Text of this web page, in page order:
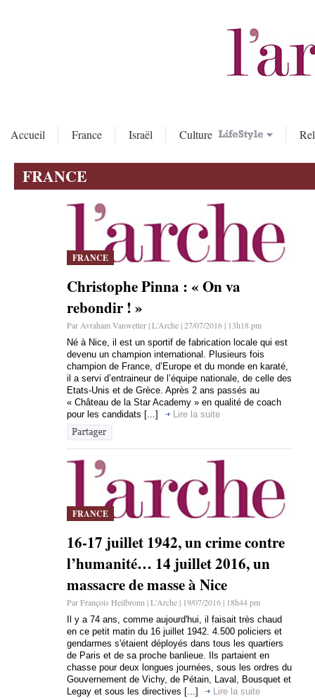
Accueil France Israël Culture
FRANCE
FRANCE
Christophe Pinna : « On va
rebondir ! »
Par Avraham Vanwetter | L'Arche | 27/07/2016 | 13h18 pm
Né à Nice, il est un sportif de fabrication locale qui est
devenu un champion international. Plusieurs fois
champion de France, d’Europe et du monde en karaté,
il a servi d’entraineur de l’équipe nationale, de celle des
Etats-Unis et de Grèce. Après 2 ans passés au
« Château de la Star Academy » en qualité de coach
pour les candidats [...]
Lire la suite
FRANCE
16-17 juillet 1942, un crime contre
l’humanité… 14 juillet 2016, un
massacre de masse à Nice
Par François Heilbronn | L'Arche | 19/07/2016 | 18h44 pm
Il y a 74 ans, comme aujourd'hui, il faisait très chaud
en ce petit matin du 16 juillet 1942. 4.500 policiers et
gendarmes s'étaient déployés dans tous les quartiers
de Paris et de sa proche banlieue. Ils partaient en
chasse pour deux longues journées, sous les ordres du
Gouvernement de Vichy, de Pétain, Laval, Bousquet et
Legay et sous les directives [...]
Lire la suite